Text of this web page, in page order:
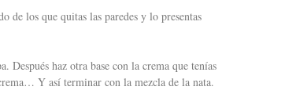
de los que quitas las paredes y lo presentas
Después haz otra base con la crema que tenías
Y así terminar con la mezcla de la nata.